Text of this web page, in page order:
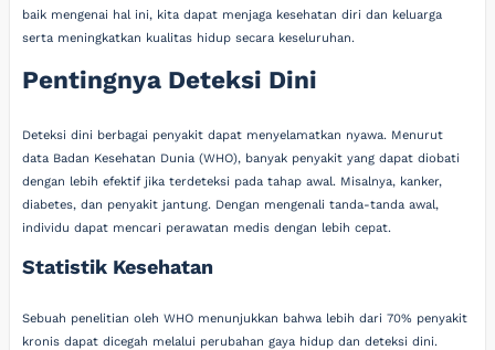
baik mengenai hal ini, kita dapat menjaga kesehatan diri dan keluarga
serta meningkatkan kualitas hidup secara keseluruhan.
Pentingnya Deteksi Dini
Deteksi dini berbagai penyakit dapat menyelamatkan nyawa. Menurut
data Badan Kesehatan Dunia (WHO), banyak penyakit yang dapat diobati
dengan lebih efektif jika terdeteksi pada tahap awal. Misalnya, kanker,
diabetes, dan penyakit jantung. Dengan mengenali tanda-tanda awal,
individu dapat mencari perawatan medis dengan lebih cepat.
Statistik Kesehatan
Sebuah penelitian oleh WHO menunjukkan bahwa lebih dari 70% penyakit
kronis dapat dicegah melalui perubahan gaya hidup dan deteksi dini.